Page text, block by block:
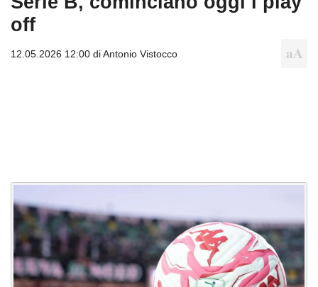
off
12.05.2026 12:00 diAntonio Vistocco